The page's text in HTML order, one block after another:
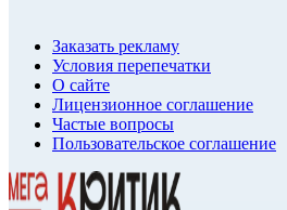
Заказать рекламу
Условия перепечатки
О сайте
Лицензионное соглашение
Частые вопросы
Пользовательское соглашение